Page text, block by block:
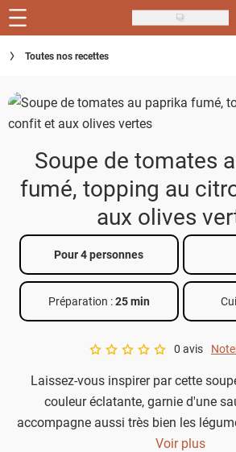
Skip
to
main
Recettes
Inspirations
Conseils
Menu de la semaine
Actus
Index des recettes
Guide d'achat
Toutes nos recettes
Soupe de tomates
fumé, topping au
aux olives
Pour 4 personnes
Préparation :25 min
A star rating of 0 out of 5.
0 avis
Laissez-vous inspirer par cette
couleur éclatante, garnie d'une
accompagne aussi très bien les
poisson ou le poulet.
Voir plus